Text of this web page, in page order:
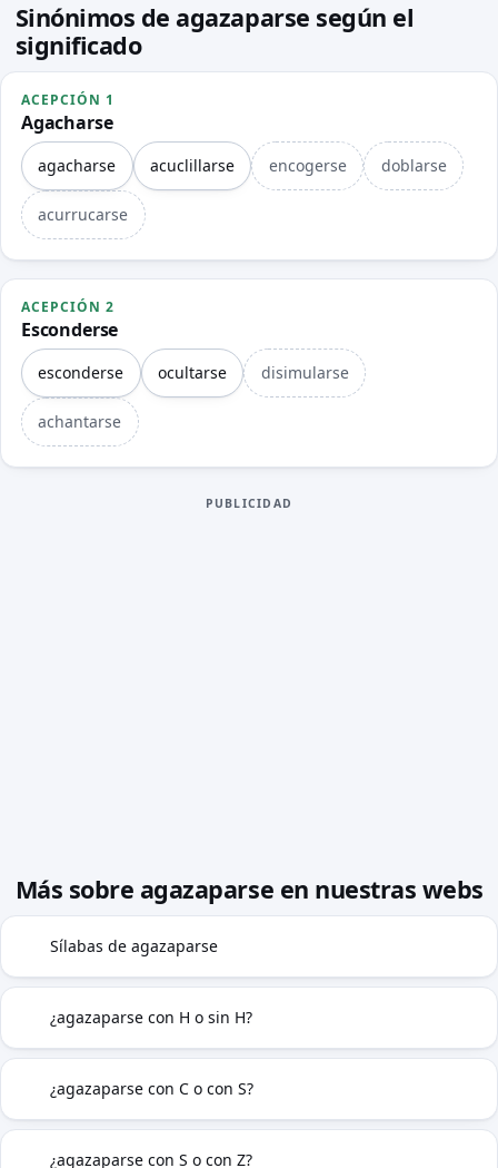
Sinónimos de agazaparse según el
significado
ACEPCIÓN 1
Agacharse
agacharse acuclillarse encogerse doblarse
acurrucarse
ACEPCIÓN 2
Esconderse
esconderse ocultarse disimularse
achantarse
PUBLICIDAD
Más sobre agazaparse en nuestras webs
Sílabas de agazaparse
¿agazaparse con H o sin H?
¿agazaparse con C o con S?
¿agazaparse con S o con Z?